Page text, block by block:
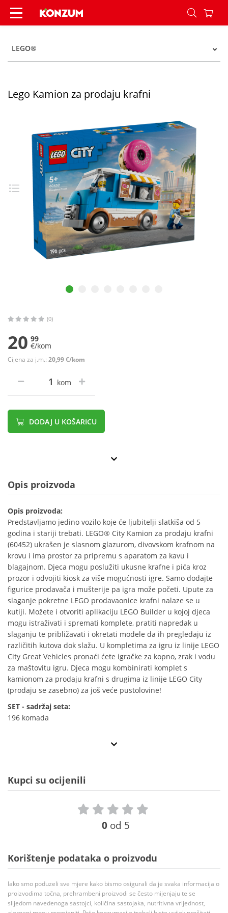
Lego Kamion za prodaju krafni - Konzum
LEGO®
Lego Kamion za prodaju krafni
(0)
20 99
€/kom
Cijena za j.m.: 20,99 €/kom
kom
DODAJ U KOŠARICU
Opis proizvoda
Opis proizvoda:
Predstavljamo jedino vozilo koje će ljubitelji slatkiša od 5
godina i stariji trebati. LEGO® City Kamion za prodaju krafni
(60452) ukrašen je slasnom glazurom, divovskom krafnom na
krovu i ima prostor za pripremu s aparatom za kavu i
blagajnom. Djeca mogu poslužiti ukusne krafne i pića kroz
prozor i odvojiti kiosk za više mogućnosti igre. Samo dodajte
figurice prodavača i mušterije pa igra može početi. Upute za
slaganje pokretne LEGO prodavaonice krafni nalaze se u
kutiji. Možete i otvoriti aplikaciju LEGO Builder u kojoj djeca
mogu istraživati i spremati komplete, pratiti napredak u
slaganju te približavati i okretati modele da ih pregledaju iz
različitih kutova dok slažu. U kompletima za igru iz linije LEGO
City Great Vehicles pronaći ćete igračke za kopno, zrak i vodu
za maštovitu igru. Djeca mogu kombinirati komplet s
kamionom za prodaju krafni s drugima iz linije LEGO City
(prodaju se zasebno) za još veće pustolovine!
SET - sadržaj seta:
196 komada
Kupci su ocijenili
0 od 5
Korištenje podataka o proizvodu
Iako smo poduzeli sve mjere kako bismo osigurali da je svaka informacija o
proizvodima točna, prehrambeni proizvodi se često mijenjaju te se
slijedom navedenoga sastojci, količina sastojaka, nutritivna vrijednost,